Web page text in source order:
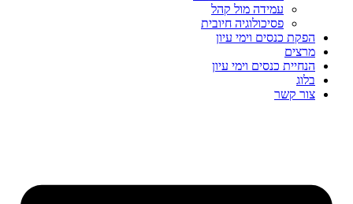
עמידה מול קהל
פסיכולוגיה חיובית
הפקת כנסים וימי עיון
מרצים
הנחיית כנסים וימי עיון
בלוג
צור קשר